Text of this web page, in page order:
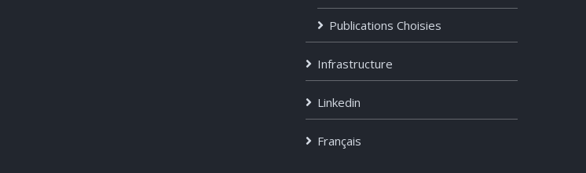
Publications Choisies
Infrastructure
Linkedin
Français